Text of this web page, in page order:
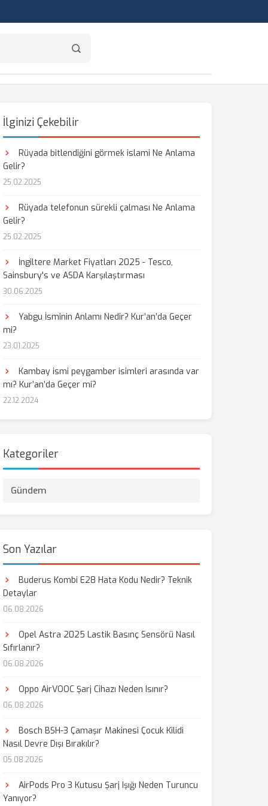
İlginizi Çekebilir
Rüyada bitlendiğini görmek islami Ne Anlama
Gelir?
25.02.2025
Rüyada telefonun sürekli çalması Ne Anlama
Gelir?
25.02.2025
İngiltere Market Fiyatları 2025 - Tesco,
Sainsbury's ve ASDA Karşılaştırması
30.06.2025
Yabgu İsminin Anlamı Nedir? Kur’an’da Geçer
mi?
23.01.2025
Kambay ismi peygamber isimleri arasında var
mı? Kur’an’da Geçer mi?
22.12.2024
Kategoriler
Gündem
Son Yazılar
Buderus Kombi E28 Hata Kodu Nedir? Teknik
Detaylar
06.08.2026
Opel Astra 2025 Lastik Basınç Sensörü Nasıl
Sıfırlanır?
06.08.2026
Oppo AirVOOC Şarj Cihazı Neden Isınır?
06.08.2026
Bosch BSH-3 Çamaşır Makinesi Çocuk Kilidi
Nasıl Devre Dışı Bırakılır?
05.08.2026
AirPods Pro 3 Kutusu Şarj Işığı Neden Turuncu
Yanıyor?